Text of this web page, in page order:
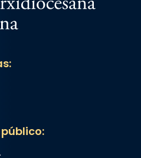
Cristiana